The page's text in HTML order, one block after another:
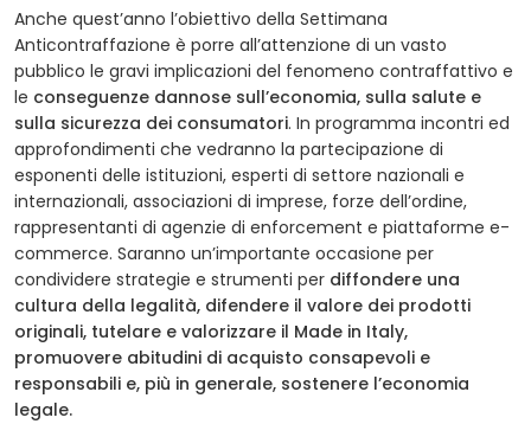
Anche quest’anno l’obiettivo della Settimana
Anticontraffazione è porre all’attenzione di un vasto
pubblico le gravi implicazioni del fenomeno contraffattivo e
le conseguenze dannose sull’economia, sulla salute e
sulla sicurezza dei consumatori. In programma incontri ed
approfondimenti che vedranno la partecipazione di
esponenti delle istituzioni, esperti di settore nazionali e
internazionali, associazioni di imprese, forze dell’ordine,
rappresentanti di agenzie di enforcement e piattaforme e-
commerce. Saranno un’importante occasione per
condividere strategie e strumenti per diffondere una
cultura della legalità, difendere il valore dei prodotti
originali, tutelare e valorizzare il Made in Italy,
promuovere abitudini di acquisto consapevoli e
responsabili e, più in generale, sostenere l’economia
legale.